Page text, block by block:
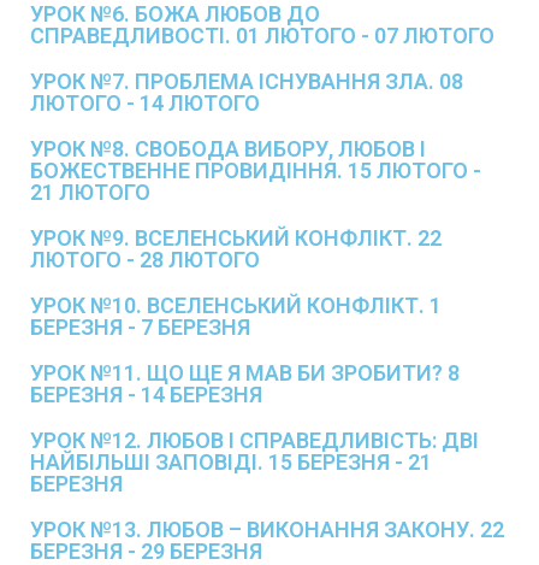
УРОК №6. БОЖА ЛЮБОВ ДО
СПРАВЕДЛИВОСТІ. 01 ЛЮТОГО - 07 ЛЮТОГО
УРОК №7. ПРОБЛЕМА ІСНУВАННЯ ЗЛА. 08
ЛЮТОГО - 14 ЛЮТОГО
УРОК №8. СВОБОДА ВИБОРУ, ЛЮБОВ І
БОЖЕСТВЕННЕ ПРОВИДІННЯ. 15 ЛЮТОГО -
21 ЛЮТОГО
УРОК №9. ВСЕЛЕНСЬКИЙ КОНФЛІКТ. 22
ЛЮТОГО - 28 ЛЮТОГО
УРОК №10. ВСЕЛЕНСЬКИЙ КОНФЛІКТ. 1
БЕРЕЗНЯ - 7 БЕРЕЗНЯ
УРОК №11. ЩО ЩЕ Я МАВ БИ ЗРОБИТИ? 8
БЕРЕЗНЯ - 14 БЕРЕЗНЯ
УРОК №12. ЛЮБОВ І СПРАВЕДЛИВІСТЬ: ДВІ
НАЙБІЛЬШІ ЗАПОВІДІ. 15 БЕРЕЗНЯ - 21
БЕРЕЗНЯ
УРОК №13. ЛЮБОВ – ВИКОНАННЯ ЗАКОНУ. 22
БЕРЕЗНЯ - 29 БЕРЕЗНЯ